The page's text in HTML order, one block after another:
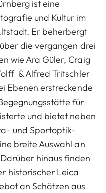
ist eine
und Kultur im
Er beherbergt
die vergangen drei
wie Ara Güler, Craig
& Alfred Tritschler
Ebenen erstreckende
für
und bietet neben
und Sportoptik-
breite Auswahl an
hinaus finden
historischer Leica
an Schätzen aus